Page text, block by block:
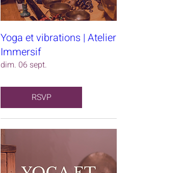
Yoga et vibrations | Atelier
Immersif
dim. 06 sept.
RSVP